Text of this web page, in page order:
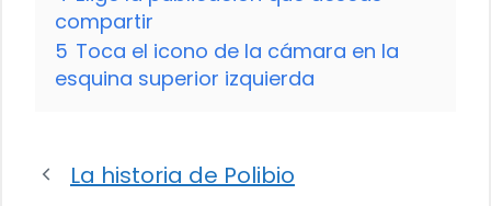
compartir
5 Toca el icono de la cámara en la
esquina superior izquierda
La historia de Polibio